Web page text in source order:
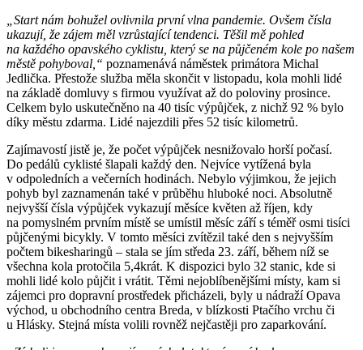
„Start nám bohužel ovlivnila první vlna pandemie. Ovšem čísla
ukazují, že zájem měl vzrůstající tendenci. Těšil mě pohled
na každého opavského cyklistu, který se na půjčeném kole po našem
městě pohyboval,“ poznamenává náměstek primátora Michal
Jedlička. Přestože služba měla skončit v listopadu, kola mohli lidé
na základě domluvy s firmou využívat až do poloviny prosince.
Celkem bylo uskutečněno na 40 tisíc výpůjček, z nichž 92 % bylo
díky městu zdarma. Lidé najezdili přes 52 tisíc kilometrů.
Zajímavostí jistě je, že počet výpůjček nesnižovalo horší počasí.
Do pedálů cyklisté šlapali každý den. Nejvíce vytížená byla
v odpoledních a večerních hodinách. Nebylo výjimkou, že jejich
pohyb byl zaznamenán také v průběhu hluboké noci. Absolutně
nejvyšší čísla výpůjček vykazují měsíce květen až říjen, kdy
na pomyslném prvním místě se umístil měsíc září s téměř osmi tisíci
půjčenými bicykly. V tomto měsíci zvítězil také den s nejvyšším
počtem bikesharingů – stala se jím středa 23. září, během níž se
všechna kola protočila 5,4krát. K dispozici bylo 32 stanic, kde si
mohli lidé kolo půjčit i vrátit. Těmi nejoblíbenějšími místy, kam si
zájemci pro dopravní prostředek přicházeli, byly u nádraží Opava
východ, u obchodního centra Breda, v blízkosti Ptačího vrchu či
u Hlásky. Stejná místa volili rovněž nejčastěji pro zaparkování.